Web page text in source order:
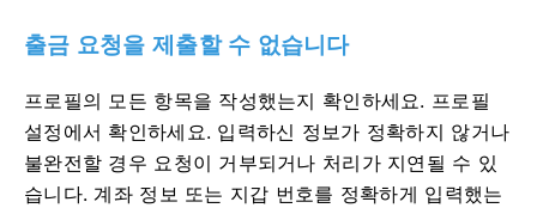
출금 요청을 제출할 수 없습니다
프로필의 모든 항목을 작성했는지 확인하세요. 프로필
설정에서 확인하세요. 입력하신 정보가 정확하지 않거나
불완전할 경우 요청이 거부되거나 처리가 지연될 수 있
습니다. 계좌 정보 또는 지갑 번호를 정확하게 입력했는